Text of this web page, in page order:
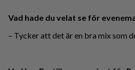
Vad hade du velat se för
– Tycker att det är en bra mix som